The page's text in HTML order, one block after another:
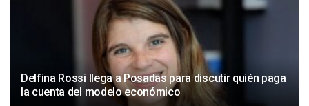
Delfina Rossi llega a Posadas para discutir quién paga
la cuenta del modelo económico